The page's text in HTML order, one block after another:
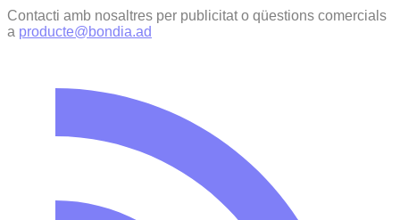
Contacti amb nosaltres per publicitat o qüestions comercials
a producte@bondia.ad